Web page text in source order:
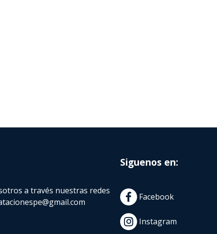
a través nuestras redes
Siguenos en:
Facebook
Instagram